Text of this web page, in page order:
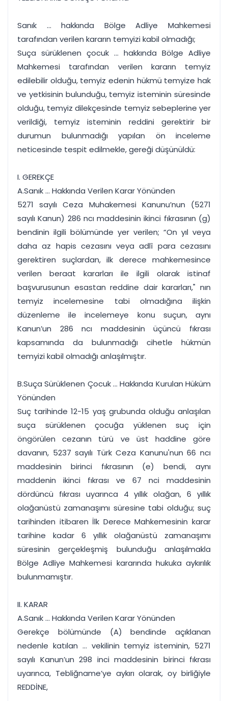
Sanık ... hakkında Bölge Adliye Mahkemesi
tarafından verilen kararın temyizi kabil olmadığı;
Suça sürüklenen çocuk ... hakkında Bölge Adliye
Mahkemesi tarafından verilen kararın temyiz
edilebilir olduğu, temyiz edenin hükmü temyize hak
ve yetkisinin bulunduğu, temyiz isteminin süresinde
olduğu, temyiz dilekçesinde temyiz sebeplerine yer
verildiği, temyiz isteminin reddini gerektirir bir
durumun bulunmadığı yapılan ön inceleme
neticesinde tespit edilmekle, gereği düşünüldü:
I. GEREKÇE
A.Sanık ... Hakkında Verilen Karar Yönünden
5271 sayılı Ceza Muhakemesi Kanunu’nun (5271
sayılı Kanun) 286 ncı maddesinin ikinci fıkrasının (g)
bendinin ilgili bölümünde yer verilen; “On yıl veya
daha az hapis cezasını veya adlî para cezasını
gerektiren suçlardan, ilk derece mahkemesince
verilen beraat kararları ile ilgili olarak istinaf
başvurusunun esastan reddine dair kararları," nın
temyiz incelemesine tabi olmadığına ilişkin
düzenleme ile incelemeye konu suçun, aynı
Kanun’un 286 ncı maddesinin üçüncü fıkrası
kapsamında da bulunmadığı cihetle hükmün
temyizi kabil olmadığı anlaşılmıştır.
B.Suça Sürüklenen Çocuk ... Hakkında Kurulan Hüküm
Yönünden
Suç tarihinde 12-15 yaş grubunda olduğu anlaşılan
suça sürüklenen çocuğa yüklenen suç için
öngörülen cezanın türü ve üst haddine göre
davanın, 5237 sayılı Türk Ceza Kanunu'nun 66 ncı
maddesinin birinci fıkrasının (e) bendi, aynı
maddenin ikinci fıkrası ve 67 nci maddesinin
dördüncü fıkrası uyarınca 4 yıllık olağan, 6 yıllık
olağanüstü zamanaşımı süresine tabi olduğu; suç
tarihinden itibaren İlk Derece Mahkemesinin karar
tarihine kadar 6 yıllık olağanüstü zamanaşımı
süresinin gerçekleşmiş bulunduğu anlaşılmakla
Bölge Adliye Mahkemesi kararında hukuka aykırılık
bulunmamıştır.
II. KARAR
A.Sanık ... Hakkında Verilen Karar Yönünden
Gerekçe bölümünde (A) bendinde açıklanan
nedenle katılan ... vekilinin temyiz isteminin, 5271
sayılı Kanun’un 298 inci maddesinin birinci fıkrası
uyarınca, Tebliğname’ye aykırı olarak, oy birliğiyle
REDDİNE,